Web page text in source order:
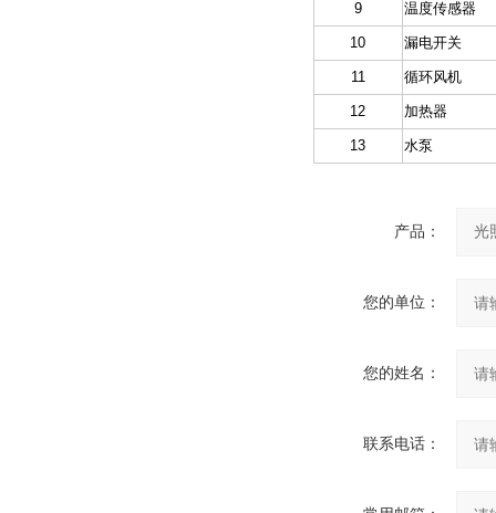
9 温度传感器
10 漏电开关
11 循环风机
12 加热器
13 水泵
产品：
您的单位：
您的姓名：
联系电话：